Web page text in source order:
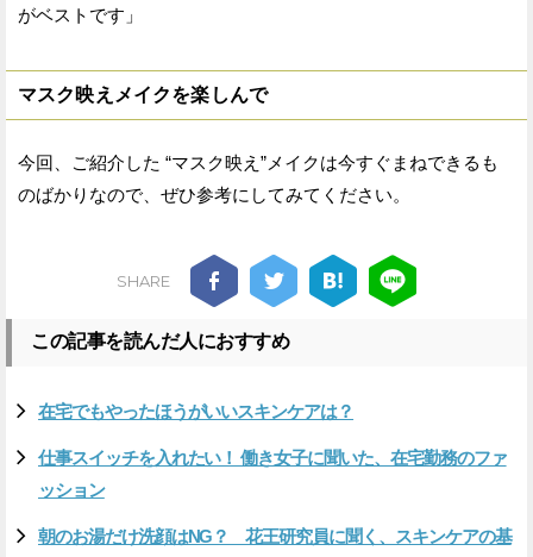
がベストです」
マスク映えメイクを楽しんで
今回、ご紹介した “マスク映え”メイクは今すぐまねできるも
のばかりなので、ぜひ参考にしてみてください。
SHARE
この記事を読んだ人におすすめ
在宅でもやったほうがいいスキンケアは？
仕事スイッチを入れたい！ 働き女子に聞いた、在宅勤務のファ
ッション
朝のお湯だけ洗顔はNG？ 花王研究員に聞く、スキンケアの基